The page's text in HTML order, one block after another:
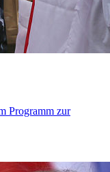
Programm zur